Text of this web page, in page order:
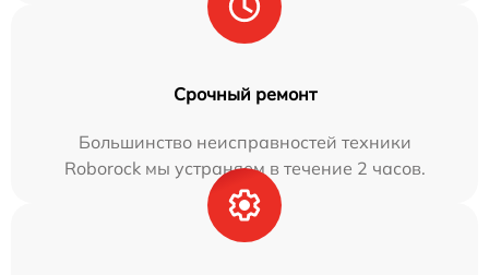
Срочный ремонт
Большинство неисправностей техники
Roborock мы устраняем в течение 2 часов.